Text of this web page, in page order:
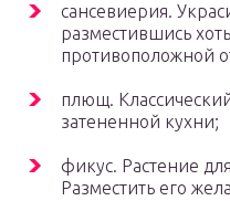
сансевиерия.
разместившись
противоположной
плющ.
затененной кухни;
фикус. Растение
Разместить его